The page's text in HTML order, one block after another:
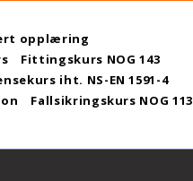
opplæring
Fittingskurs NOG 143
iht. NS-EN 1591-4
Fallsikringskurs NOG 113